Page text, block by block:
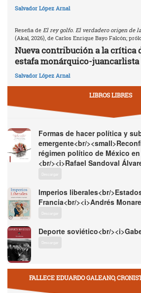
Salvador López Arnal
Reseña de El rey golfo. El verdadero origen de
(Akal, 2026), de Carlos Enrique Bayo Falcón;
Nueva contribución a la crítica
estafa monárquico-juancarlista
Salvador López Arnal
LIBROS LIBRES
Formas de hacer política y
emergente<br/
régimen político de México
<br/><i>Rafael Sandoval
Descargar
Imperios liberales<br/
Francia<br/><i>Andrés
Descargar
Deporte soviético<br/
Descargar
FALLECE EDUARDO GALEANO,